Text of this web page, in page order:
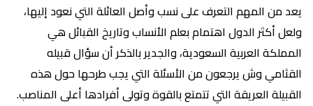
يعد من المهم التعرف على نسب وأصل العائلة التي نعود إليها،
ولعل أكثر الدول اهتمام بعلم الأنساب وتاريخ القبائل هي
المملكة العربية السعودية، والجدير بالذكر أن سؤال قبيله
القثامي وش يرجعون من الأسئلة التي يجب طرحها حول هذه
القبيلة العريقة التي تتمتع بالقوة وتولى أفرادها أعلى المناصب.